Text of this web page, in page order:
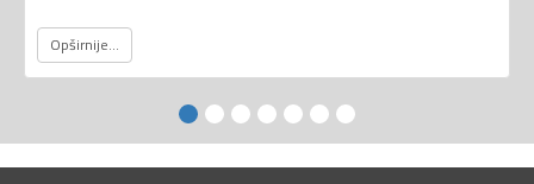
Opširnije...